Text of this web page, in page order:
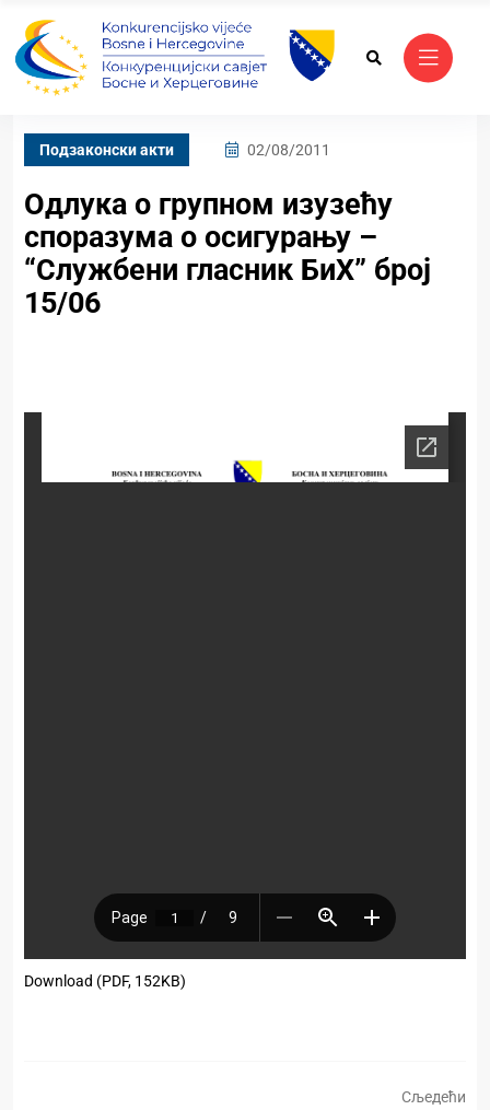
Подзаконски акти 02/08/2011
Одлука о групном изузећу
споразума о осигурању –
“Службени гласник БиХ” број
15/06
Download (PDF, 152KB)
Сљедећи